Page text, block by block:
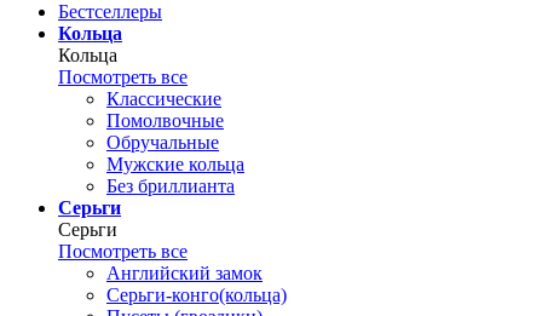
Бестселлеры
Кольца
Кольца
Посмотреть все
Классические
Помолвочные
Обручальные
Мужские кольца
Без бриллианта
Серьги
Серьги
Посмотреть все
Английский замок
Серьги-конго(кольца)